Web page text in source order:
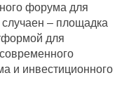
форума для
– площадка
для
и инвестиционного